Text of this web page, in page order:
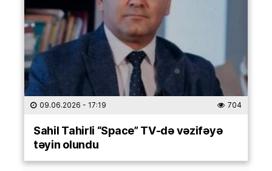
09.06.2026 - 17:19 704
Sahil Tahirli “Space” TV-də vəzifəyə
təyin olundu